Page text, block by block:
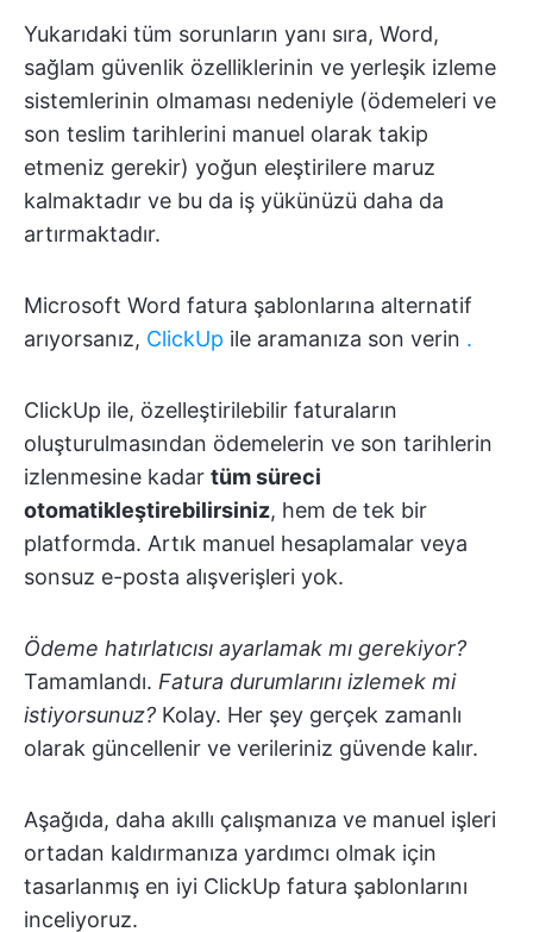
Yukarıdaki tüm sorunların yanı sıra, Word,
sağlam güvenlik özelliklerinin ve yerleşik izleme
sistemlerinin olmaması nedeniyle (ödemeleri ve
son teslim tarihlerini manuel olarak takip
etmeniz gerekir) yoğun eleştirilere maruz
kalmaktadır ve bu da iş yükünüzü daha da
artırmaktadır.
Microsoft Word fatura şablonlarına alternatif
arıyorsanız, ClickUp ile aramanıza son verin .
ClickUp ile, özelleştirilebilir faturaların
oluşturulmasından ödemelerin ve son tarihlerin
izlenmesine kadar tüm süreci
otomatikleştirebilirsiniz, hem de tek bir
platformda. Artık manuel hesaplamalar veya
sonsuz e-posta alışverişleri yok.
Ödeme hatırlatıcısı ayarlamak mı gerekiyor?
Tamamlandı. Fatura durumlarını izlemek mi
istiyorsunuz? Kolay. Her şey gerçek zamanlı
olarak güncellenir ve verileriniz güvende kalır.
Aşağıda, daha akıllı çalışmanıza ve manuel işleri
ortadan kaldırmanıza yardımcı olmak için
tasarlanmış en iyi ClickUp fatura şablonlarını
inceliyoruz.